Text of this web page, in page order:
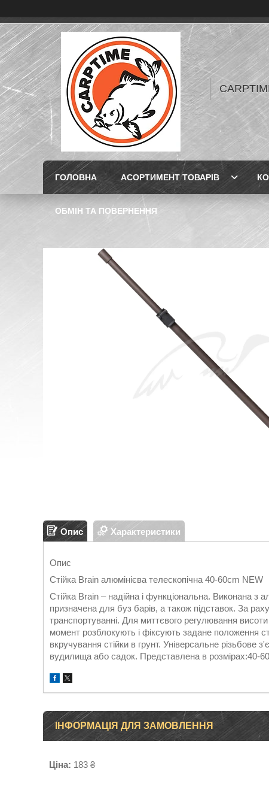
ГОЛОВНА АСОРТИМЕНТ ТОВАРІВ
ОБМІН ТА ПОВЕРНЕННЯ
Опис Характеристики
Опис
Стійка Brain алюмінієва телескопічна 40-60cm NEW
Стійка Brain – надійна і функціональна. Виконана з
призначена для буз барів, а також підставок. За
транспортуванні. Для миттєвого регулювання
момент розблокують і фіксують задане положення
вкручування стійки в грунт. Універсальне
вудилища або садок. Представлена в розмірах:40-
ІНФОРМАЦІЯ ДЛЯ ЗАМОВЛЕННЯ
Ціна: 183 ₴